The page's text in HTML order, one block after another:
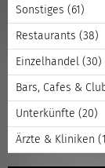
Sonstiges (61)
Restaurants (38)
Einzelhandel (30)
Bars, Cafes &
Unterkünfte (20)
Ärzte & Kliniken